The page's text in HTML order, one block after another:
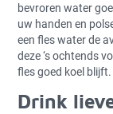
bevroren water
uw handen en
een fles water de
deze ‘s ochtends
fles goed koel
Drink